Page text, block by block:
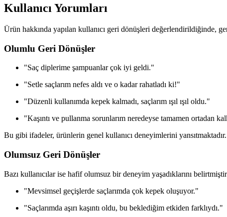
Kullanıcı Yorumları
Ürün hakkında yapılan kullanıcı geri dönüşleri değerlendirildiğinde,
Olumlu Geri Dönüşler
"Saç diplerime şampuanlar çok iyi geldi."
"Setle saçlarım nefes aldı ve o kadar rahatladı ki!"
"Düzenli kullanımda kepek kalmadı, saçlarım ışıl ışıl oldu."
"Kaşıntı ve pullanma sorunlarım neredeyse tamamen ortadan
Bu gibi ifadeler, ürünlerin genel kullanıcı deneyimlerini yansıtmaktadır.
Olumsuz Geri Dönüşler
Bazı kullanıcılar ise hafif olumsuz bir deneyim yaşadıklarını
"Mevsimsel geçişlerde saçlarımda çok kepek oluşuyor."
"Saçlarımda aşırı kaşıntı oldu, bu beklediğim etkiden farklıydı."